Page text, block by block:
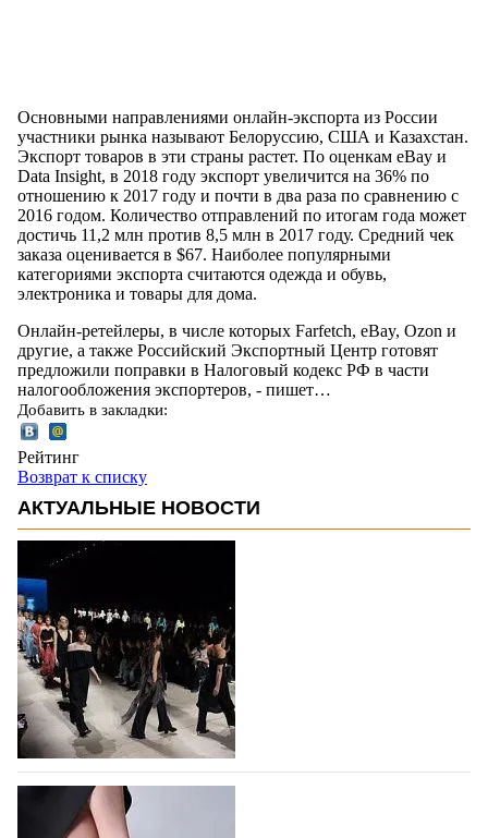
Основными направлениями онлайн-экспорта из России
участники рынка называют Белоруссию, США и Казахстан.
Экспорт товаров в эти страны растет. По оценкам eBay и
Data Insight, в 2018 году экспорт увеличится на 36% по
отношению к 2017 году и почти в два раза по сравнению с
2016 годом. Количество отправлений по итогам года может
достичь 11,2 млн против 8,5 млн в 2017 году. Средний чек
заказа оценивается в $67. Наиболее популярными
категориями экспорта считаются одежда и обувь,
электроника и товары для дома.
Онлайн-ретейлеры, в числе которых Farfetch, eBay, Ozon и
другие, а также Российский Экспортный Центр готовят
предложили поправки в Налоговый кодекс РФ в части
налогообложения экспортеров, - пишет…
Добавить в закладки:
Рейтинг
Возврат к списку
АКТУАЛЬНЫЕ НОВОСТИ
На участие в Московской неделе моды
подано 1047 заявок